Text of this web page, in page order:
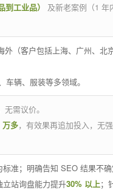
工业品）
及新老案例（1 年
（客户包括上海、广州、北
辆、服装等多领域。
需议价。
万多，有效果再追加投入，无
准；明确告知 SEO 结果不
立站询盘能力提升30% 以上；